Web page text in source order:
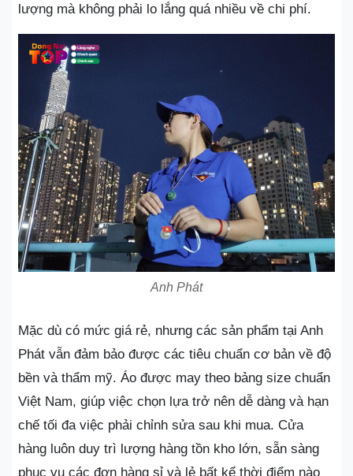
lượng mà không phải lo lắng quá nhiều về chi phí.
Anh Phát
Mặc dù có mức giá rẻ, nhưng các sản phẩm tại Anh
Phát vẫn đảm bảo được các tiêu chuẩn cơ bản về độ
bền và thẩm mỹ. Áo được may theo bảng size chuẩn
Việt Nam, giúp việc chọn lựa trở nên dễ dàng và hạn
chế tối đa việc phải chỉnh sửa sau khi mua. Cửa
hàng luôn duy trì lượng hàng tồn kho lớn, sẵn sàng
phục vụ các đơn hàng sỉ và lẻ bất kể thời điểm nào